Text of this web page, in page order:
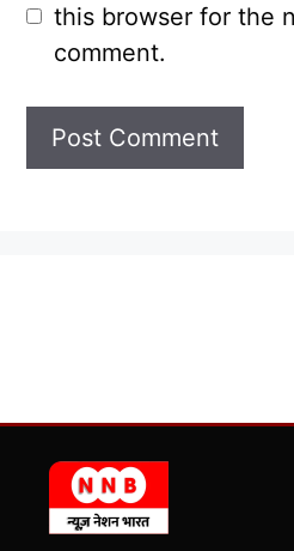
this browser for the
comment.